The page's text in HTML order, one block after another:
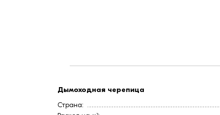
Дымоходная черепица
Страна: